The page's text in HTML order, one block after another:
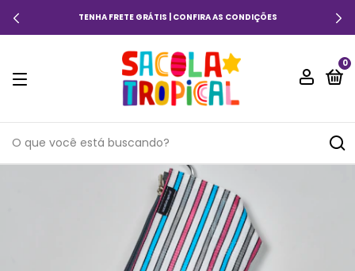
TENHA FRETE GRÁTIS | CONFIRA AS CONDIÇÕES
0